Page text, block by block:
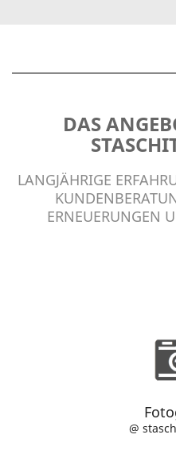
DAS
LANGJÄHRIGE
ERNEUERUNGEN
@